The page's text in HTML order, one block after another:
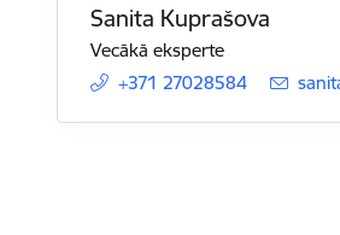
Sanita Kuprašova
Vecākā eksperte
+371 27028584
E-